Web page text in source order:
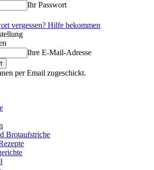
Ihr Passwort
vergessen? Hilfe bekommen
Ihre E-Mail-Adresse
per Email zugeschickt.
Brotaufstriche